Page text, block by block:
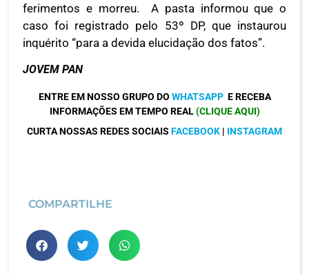
ferimentos e morreu. A pasta informou que o
caso foi registrado pelo 53º DP, que instaurou
inquérito “para a devida elucidação dos fatos”.
JOVEM PAN
ENTRE EM NOSSO GRUPO DO WHATSAPP E RECEBA
INFORMAÇÕES EM TEMPO REAL(CLIQUE AQUI)
CURTA NOSSAS REDES SOCIAIS FACEBOOK | INSTAGRAM
COMPARTILHE